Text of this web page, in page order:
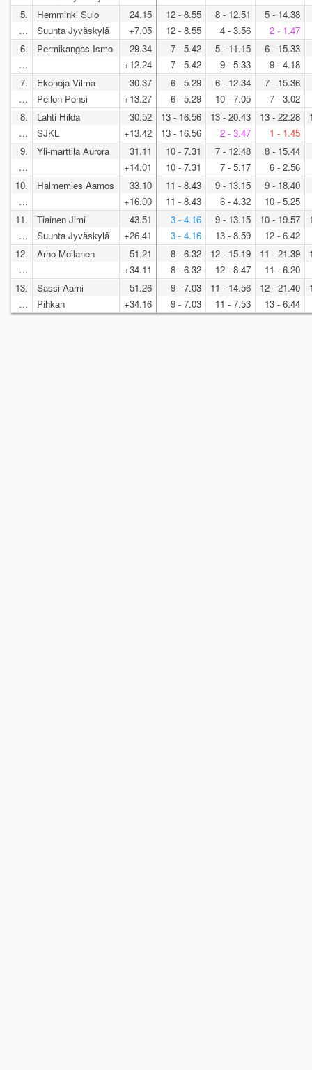
5.
…
Hemminki Sulo
Suunta Jyväskylä
24.15
+7.05
12 - 8.55
12 - 8.55
8 - 12.51
4 - 3.56
5 - 14.38
2 - 1.47
6.
…
Permikangas Ismo
29.34
+12.24
7 - 5.42
7 - 5.42
5 - 11.15
9 - 5.33
6 - 15.33
9 - 4.18
7.
…
Ekonoja Vilma
Pellon Ponsi
30.37
+13.27
6 - 5.29
6 - 5.29
6 - 12.34
10 - 7.05
7 - 15.36
7 - 3.02
8.
…
Lahti Hilda
SJKL
30.52
+13.42
13 - 16.56
13 - 16.56
13 - 20.43
2 - 3.47
13 - 22.28
1 - 1.45
9.
…
Yli-marttila Aurora
31.11
+14.01
10 - 7.31
10 - 7.31
7 - 12.48
7 - 5.17
8 - 15.44
6 - 2.56
10.
…
Halmemies Aamos
33.10
+16.00
11 - 8.43
11 - 8.43
9 - 13.15
6 - 4.32
9 - 18.40
10 - 5.25
11.
…
Tiainen Jimi
Suunta Jyväskylä
43.51
+26.41
3 - 4.16
3 - 4.16
9 - 13.15
13 - 8.59
10 - 19.57
12 - 6.42
12.
…
Arho Moilanen
51.21
+34.11
8 - 6.32
8 - 6.32
12 - 15.19
12 - 8.47
11 - 21.39
11 - 6.20
13.
…
Sassi Aarni
Pihkan
51.26
+34.16
9 - 7.03
9 - 7.03
11 - 14.56
11 - 7.53
12 - 21.40
13 - 6.44